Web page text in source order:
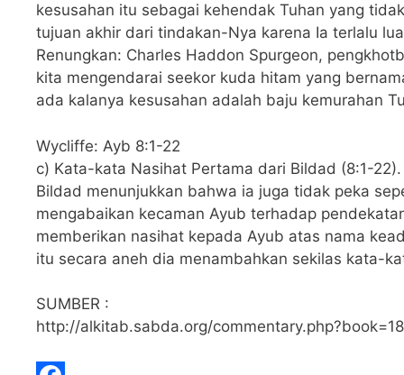
kesusahan itu sebagai kehendak Tuhan yang
tujuan akhir dari tindakan-Nya karena Ia terlalu
Renungkan: Charles Haddon Spurgeon,
kita mengendarai seekor kuda hitam yang
ada kalanya kesusahan adalah baju kemurahan
Wycliffe: Ayb 8:1-22
c) Kata-kata Nasihat Pertama dari Bildad (8:1-22).
Bildad menunjukkan bahwa ia juga tidak peka
mengabaikan kecaman Ayub terhadap
memberikan nasihat kepada Ayub atas nama
itu secara aneh dia menambahkan sekilas kata-
SUMBER :
http://alkitab.sabda.org/